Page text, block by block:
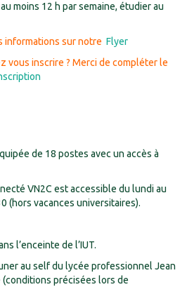
moins 12 h par semaine, étudier au
informations sur notre Flyer
vous inscrire ? Merci de compléter le
de 18 postes avec un accès à
VN2C est accessible du lundi au
(hors vacances universitaires).
l’enceinte de l’IUT.
au self du lycée professionnel Jean
précisées lors de